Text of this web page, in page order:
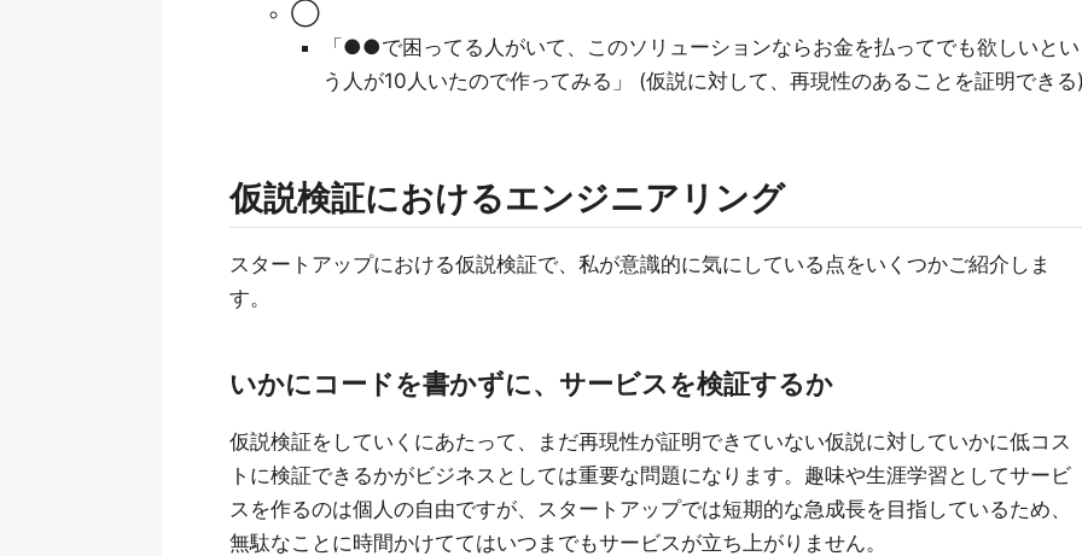
◯
「●●で困ってる人がいて、このソリューションならお金を払ってでも欲しいとい
う人が10人いたので作ってみる」 (仮説に対して、再現性のあることを証明できる
仮説検証におけるエンジニアリング
スタートアップにおける仮説検証で、私が意識的に気にしている点をいくつかご紹介しま
す。
いかにコードを書かずに、サービスを検証するか
仮説検証をしていくにあたって、まだ再現性が証明できていない仮説に対していかに低コス
トに検証できるかがビジネスとしては重要な問題になります。趣味や生涯学習としてサービ
スを作るのは個人の自由ですが、スタートアップでは短期的な急成長を目指しているため、
無駄なことに時間かけててはいつまでもサービスが立ち上がりません。